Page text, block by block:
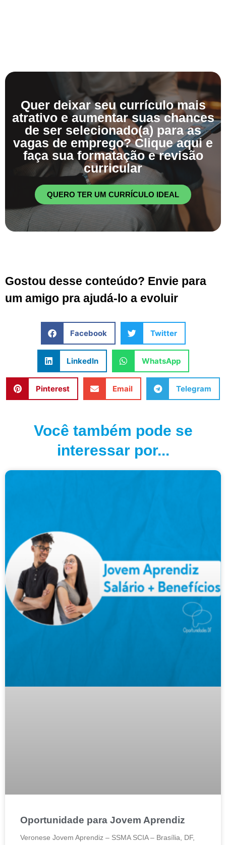
Quer deixar seu currículo mais
atrativo e aumentar suas chances
de ser selecionado(a) para as
vagas de emprego? Clique aqui e
faça sua formatação e revisão
curricular
QUERO TER UM CURRÍCULO IDEAL
Gostou desse conteúdo? Envie para
um amigo pra ajudá-lo a evoluir
Facebook Twitter
LinkedIn WhatsApp
Pinterest Email Telegram
Você também pode se
interessar por...
Oportunidade para Jovem Aprendiz
Veronese Jovem Aprendiz – SSMA SCIA – Brasília, DF,